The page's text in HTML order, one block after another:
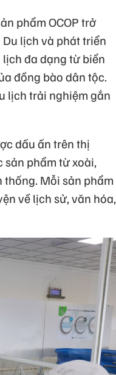
phẩm OCOP trở
lịch và phát triển
đa dạng từ biển
đồng bào dân tộc.
lịch trải nghiệm gắn
dấu ấn trên thị
phẩm từ xoài,
Mỗi sản phẩm
về lịch sử, văn hóa,